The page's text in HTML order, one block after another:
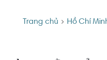
Trang chủ Hồ Chí